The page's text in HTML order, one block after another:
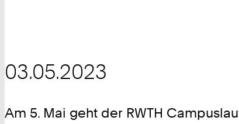
03.05.2023
Am 5. Mai geht der RWTH